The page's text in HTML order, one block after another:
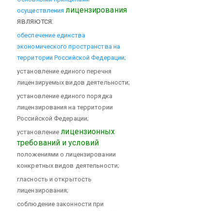
осуществлениялицензирования
являются:
обеспечение единства
экономического пространства на
территории Российской Федерации;
установление единого перечня
лицензируемых видов деятельности;
установление единого порядка
лицензирования на территории
Российской Федерации;
установлениелицензионных
требований и условий
положениями о лицензировании
конкретных видов деятельности;
гласность и открытость
лицензирования;
соблюдение законности при